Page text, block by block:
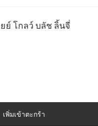
ย์ โกลว์ บลัช ลิ้นจี่
เพิ่มเข้าตะกร้า